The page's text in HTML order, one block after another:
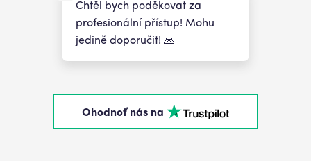
Chtěl bych poděkovat za
profesionální přístup! Mohu
jedině doporučit! 🙏
Ohodnoť nás na